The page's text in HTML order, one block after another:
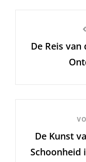
bericht
De Reis
Bericht
De Kunst
Schoonheid